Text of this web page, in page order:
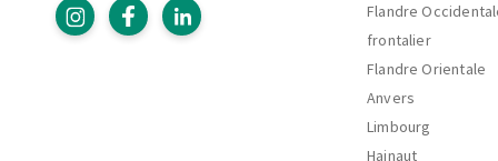
Flandre
frontalier
Flandre Orientale
Anvers
Limbourg
Hainaut